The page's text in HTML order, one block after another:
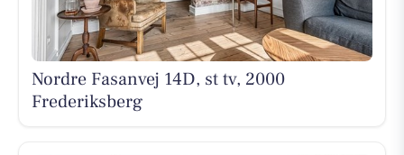
Nordre Fasanvej 14D, st tv, 2000
Frederiksberg